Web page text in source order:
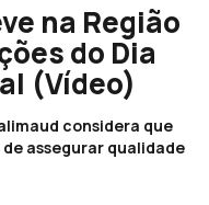
na Região
do Dia
(Vídeo)
considera que
assegurar qualidade